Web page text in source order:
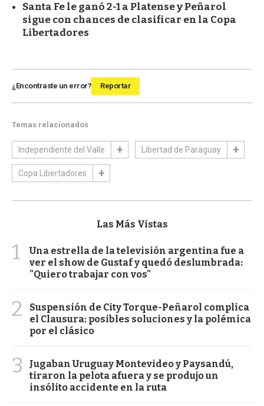
Santa Fe le ganó 2-1 a Platense y Peñarol
sigue con chances de clasificar en la Copa
Libertadores
¿Encontraste un error? Reportar
Temas relacionados
Independiente del Valle Libertad de Paraguay
Copa Libertadores
Las Más Vistas
1
Una estrella de la televisión argentina fue a
ver el show de Gustaf y quedó deslumbrada:
"Quiero trabajar con vos"
2
Suspensión de City Torque-Peñarol complica
el Clausura: posibles soluciones y la polémica
por el clásico
3
Jugaban Uruguay Montevideo y Paysandú,
tiraron la pelota afuera y se produjo un
insólito accidente en la ruta